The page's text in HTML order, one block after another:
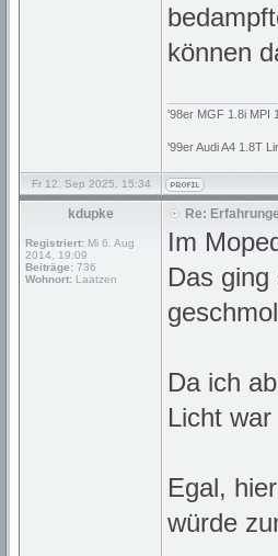
können
'98er MGF 1.8i MPI
'99er Audi A4 1.8T
Fr 12. Sep 2025, 15:34
kdupke
Registriert: Mi 6. Aug
2014, 19:09
Beiträge: 736
Wohnort: Laatzen
Re:
Im
Das
Da ich
Licht
Egal,
würde